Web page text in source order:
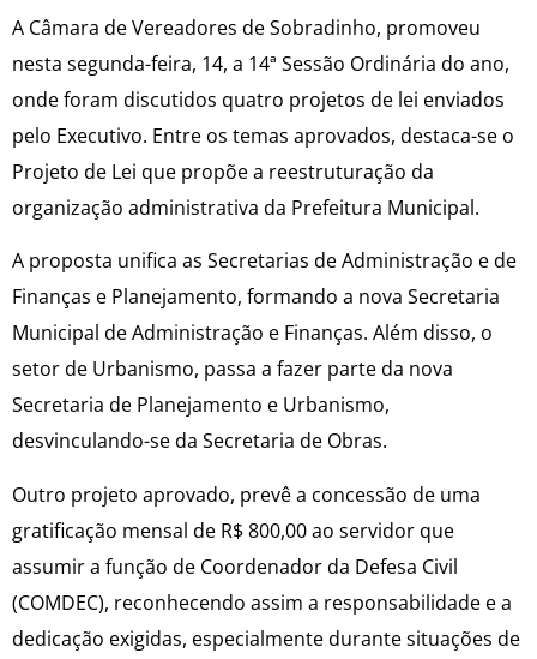
A Câmara de Vereadores de Sobradinho, promoveu
nesta segunda-feira, 14, a 14ª Sessão Ordinária do ano,
onde foram discutidos quatro projetos de lei enviados
pelo Executivo. Entre os temas aprovados, destaca-se o
Projeto de Lei que propõe a reestruturação da
organização administrativa da Prefeitura Municipal.
A proposta unifica as Secretarias de Administração e de
Finanças e Planejamento, formando a nova Secretaria
Municipal de Administração e Finanças. Além disso, o
setor de Urbanismo, passa a fazer parte da nova
Secretaria de Planejamento e Urbanismo,
desvinculando-se da Secretaria de Obras.
Outro projeto aprovado, prevê a concessão de uma
gratificação mensal de R$ 800,00 ao servidor que
assumir a função de Coordenador da Defesa Civil
(COMDEC), reconhecendo assim a responsabilidade e a
dedicação exigidas, especialmente durante situações de